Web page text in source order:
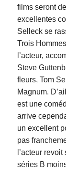
films seront
excellentes
Selleck se
Trois
l’acteur,
Steve
fleurs, Tom
Magnum.
est une
arrive
un excellent
pas
l’acteur
séries B